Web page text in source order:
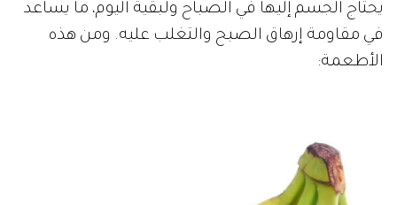
يحتاج الجسم إليها في الصباح ولبقية اليوم، ما يساعد
في مقاومة إرهاق الصبح والتغلب عليه. ومن هذه
الأطعمة: